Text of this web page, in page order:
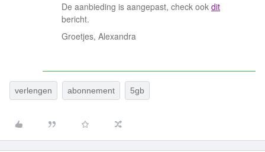
De aanbieding is aangepast, check ook dit
bericht.
Groetjes, Alexandra
verlengen abonnement 5gb